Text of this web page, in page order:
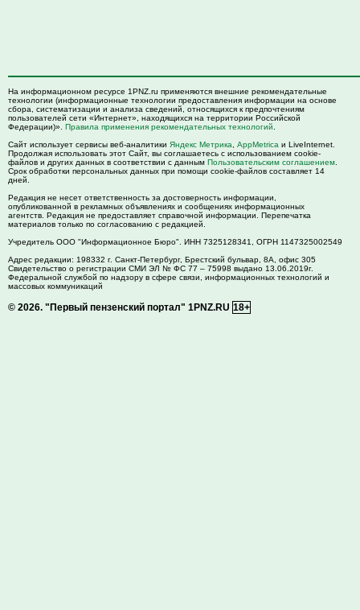
На информационном ресурсе 1PNZ.ru применяются внешние рекомендательные
технологии (информационные технологии предоставления информации на основе
сбора, систематизации и анализа сведений, относящихся к предпочтениям
пользователей сети «Интернет», находящихся на территории Российской
Федерации)». Правила применения рекомендательных технологий
Сайт использует сервисы веб-аналитики Яндекс Метрика AppMetrica и LiveInternet.
Продолжая использовать этот Сайт, вы соглашаетесь с использованием cookie-
файлов и других данных в соответствии с данным Пользовательским соглашением
Срок обработки персональных данных при помощи cookie-файлов составляет 14
дней.
Редакция не несет ответственность за достоверность информации,
опубликованной в рекламных объявлениях и сообщениях информационных
агентств. Редакция не предоставляет справочной информации. Перепечатка
материалов только по согласованию с редакцией.
Учредитель ООО "Информационное Бюро". ИНН 7325128341, ОГРН 1147325002549
Адрес редакции: 198332 г. Санкт-Петербург, Брестский бульвар, 8А, офис 305
Свидетельство о регистрации СМИ ЭЛ № ФС 77 – 75998 выдано 13.06.2019г.
Федеральной службой по надзору в сфере связи, информационных технологий и
массовых коммуникаций
© 2026. "Первый пензенский портал" 1PNZ.RU 18+